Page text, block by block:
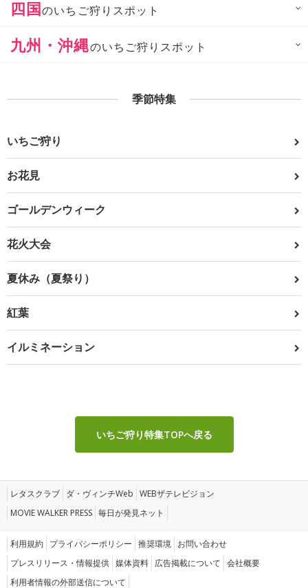
四国のいちご狩りスポット
九州・沖縄のいちご狩りスポット
季節特集
いちご狩り
お花見
ゴールデンウィーク
花火大会
夏休み（夏祭り）
紅葉
イルミネーション
いちご狩り特集TOPへ戻る
レタスクラブ ダ・ヴィンチWeb WEBザテレビジョン
MOVIE WALKER PRESS 毎日が発見ネット
利用規約 プライバシーポリシー 推奨環境 お問い合わせ
プレスリリース・情報提供 媒体資料 広告掲載について 会社概要
利用者情報の外部送信について